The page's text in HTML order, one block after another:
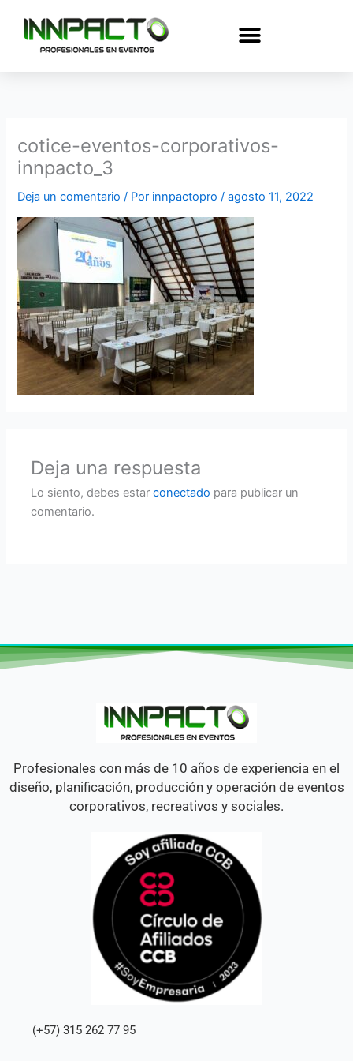
contenido
cotice-eventos-corporativos-
innpacto_3
Deja un comentario / Por innpactopro/agosto 11, 2022
Deja una respuesta
Lo siento, debes estarconectado para publicar un
comentario.
Profesionales con más de 10 años de experiencia en el
diseño, planificación, producción y operación de eventos
corporativos, recreativos y sociales.
(+57) 315 262 77 95